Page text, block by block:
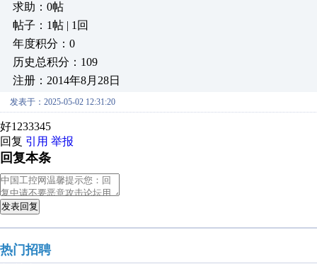
求助：0帖
帖子：1帖 | 1回
年度积分：0
历史总积分：109
注册：2014年8月28日
发表于：2025-05-02 12:31:20
好1233345
回复 引用 举报
回复本条
发表回复
热门招聘